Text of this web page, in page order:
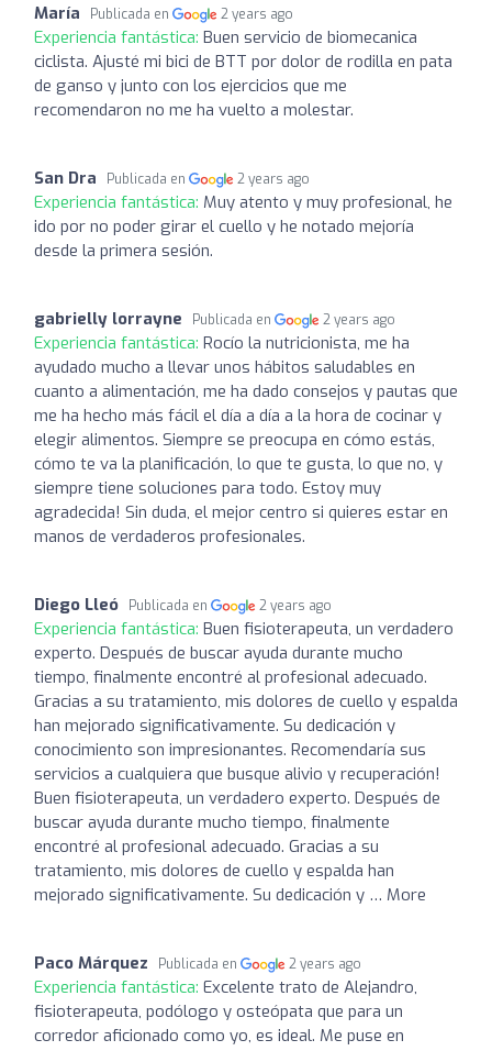
María Publicada en 2 years ago
Experiencia fantástica: Buen servicio de biomecanica
ciclista. Ajusté mi bici de BTT por dolor de rodilla en pata
de ganso y junto con los ejercicios que me
recomendaron no me ha vuelto a molestar.
San Dra Publicada en 2 years ago
Experiencia fantástica: Muy atento y muy profesional, he
ido por no poder girar el cuello y he notado mejoría
desde la primera sesión.
gabrielly lorrayne Publicada en 2 years ago
Experiencia fantástica: Rocío la nutricionista, me ha
ayudado mucho a llevar unos hábitos saludables en
cuanto a alimentación, me ha dado consejos y pautas que
me ha hecho más fácil el día a día a la hora de cocinar y
elegir alimentos. Siempre se preocupa en cómo estás,
cómo te va la planificación, lo que te gusta, lo que no, y
siempre tiene soluciones para todo. Estoy muy
agradecida! Sin duda, el mejor centro si quieres estar en
manos de verdaderos profesionales.
Diego Lleó Publicada en 2 years ago
Experiencia fantástica: Buen fisioterapeuta, un verdadero
experto. Después de buscar ayuda durante mucho
tiempo, finalmente encontré al profesional adecuado.
Gracias a su tratamiento, mis dolores de cuello y espalda
han mejorado significativamente. Su dedicación y
conocimiento son impresionantes. Recomendaría sus
servicios a cualquiera que busque alivio y recuperación!
Buen fisioterapeuta, un verdadero experto. Después de
buscar ayuda durante mucho tiempo, finalmente
encontré al profesional adecuado. Gracias a su
tratamiento, mis dolores de cuello y espalda han
mejorado significativamente. Su dedicación y … More
Paco Márquez Publicada en 2 years ago
Experiencia fantástica: Excelente trato de Alejandro,
fisioterapeuta, podólogo y osteópata que para un
corredor aficionado como yo, es ideal. Me puse en